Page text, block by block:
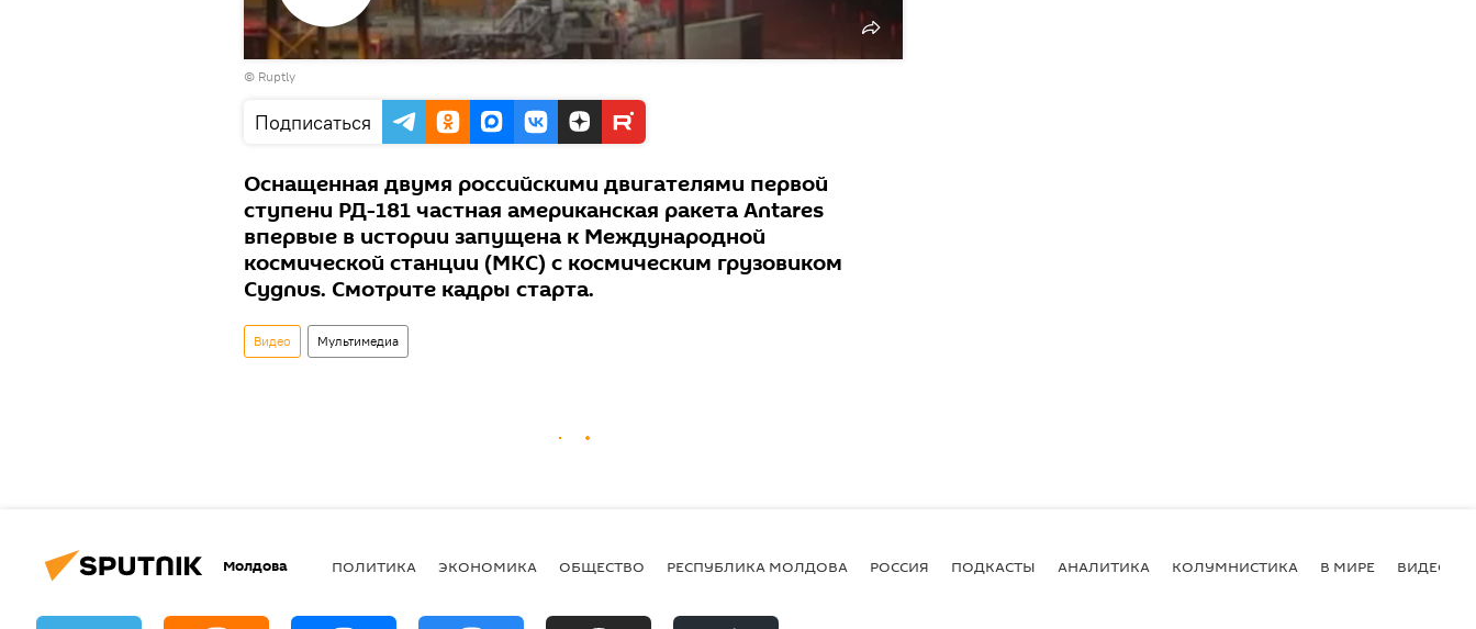
Воспроизвести
© Ruptly
Подписаться
Оснащенная двумя российскими двигателями первой
ступени РД-181 частная американская ракета Аntares
впервые в истории запущена к Международной
космической станции (МКС) с космическим грузовиком
Cygnus. Смотрите кадры старта.
Видео Мультимедиа
Молдова ПОЛИТИКА ЭКОНОМИКА ОБЩЕСТВО РЕСПУБЛИКА МОЛДОВА РОССИЯ ПОДКАСТЫ АНАЛИТИКА КОЛУМНИСТИКА В МИРЕ ВИДЕО